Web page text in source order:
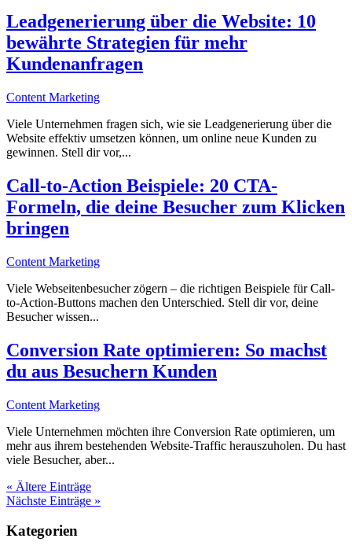
Leadgenerierung über die Website: 10
bewährte Strategien für mehr
Kundenanfragen
Content Marketing
Viele Unternehmen fragen sich, wie sie Leadgenerierung über die
Website effektiv umsetzen können, um online neue Kunden zu
gewinnen. Stell dir vor,...
Call-to-Action Beispiele: 20 CTA-
Formeln, die deine Besucher zum Klicken
bringen
Content Marketing
Viele Webseitenbesucher zögern – die richtigen Beispiele für Call-
to-Action-Buttons machen den Unterschied. Stell dir vor, deine
Besucher wissen...
Conversion Rate optimieren: So machst
du aus Besuchern Kunden
Content Marketing
Viele Unternehmen möchten ihre Conversion Rate optimieren, um
mehr aus ihrem bestehenden Website-Traffic herauszuholen. Du hast
viele Besucher, aber...
« Ältere Einträge
Nächste Einträge »
Kategorien